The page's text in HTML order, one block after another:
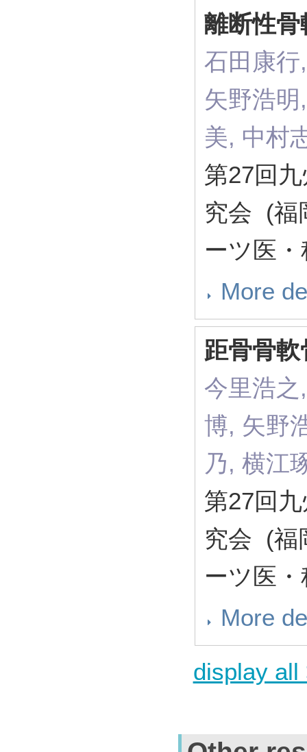
離断性
石田康
矢野浩
美, 中村
第27回
究会 (福
ーツ医
More
距骨骨
今里浩
博, 矢野
乃, 横江
第27回
究会 (福
ーツ医
More
display all